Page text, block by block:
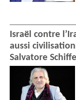
Israël contre
aussi
Salvatore